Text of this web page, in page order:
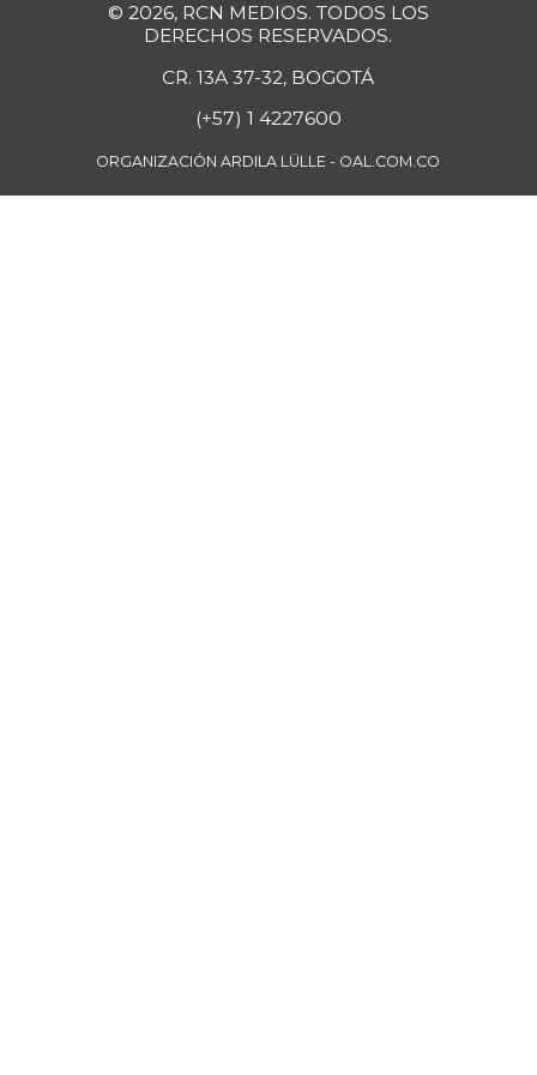
plátano hartón
verde
FUENTE: SIPSA (Sistema de Información
de Precios), DANE.
© 2026, RCN MEDIOS. TODOS LOS
DERECHOS RESERVADOS.
CR. 13A 37-32, BOGOTÁ
(+57) 1 4227600
ORGANIZACIÓN ARDILA LÜLLE - OAL.COM.CO